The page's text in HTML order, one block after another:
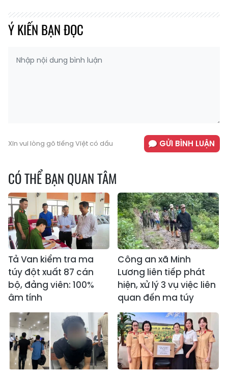
Ý KIẾN BẠN ĐỌC
Xin vui lòng gõ tiếng Việt có dấu GỬI BÌNH LUẬN
CÓ THỂ BẠN QUAN TÂM
Tả Van kiểm tra ma
túy đột xuất 87 cán
bộ, đảng viên: 100%
âm tính
Công an xã Minh
Lương liên tiếp phát
hiện, xử lý 3 vụ việc liên
quan đến ma túy